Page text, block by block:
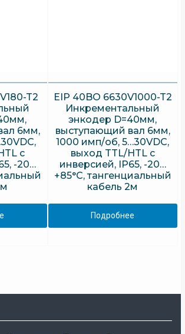
T2
6мм,
с
-20…
EIP 40BO 6630V1000-T2
Инкрементальный
энкодер D=40мм,
выступающий вал 6мм,
1000 имп/об, 5…30VDC,
выход TTL/HTL с
инверсией, IP65, -20…
+85°C, тангенциальный
кабель 2м
Подробнее